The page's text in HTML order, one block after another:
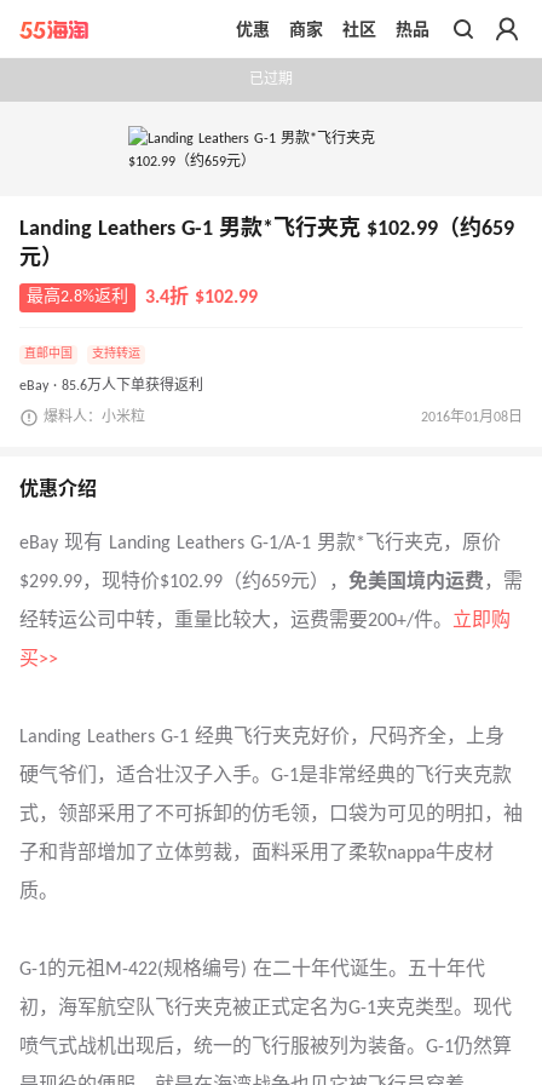
带你去官网买正品
优惠 商家 社区 热品
已过期
Landing Leathers G-1 男款*飞行夹克 $102.99（约659
元）
最高2.8%返利 3.4折 $102.99
直邮中国 支持转运
eBay · 85.6万人下单获得返利
爆料人：小米粒 2016年01月08日
优惠介绍
eBay 现有 Landing Leathers G-1/A-1 男款*飞行夹克，原价
$299.99，现特价$102.99（约659元）， 免美国境内运费 ，需
经转运公司中转，重量比较大，运费需要200+/件。 立即购
买>>
Landing Leathers G-1 经典飞行夹克好价，尺码齐全，上身
硬气爷们，适合壮汉子入手。G-1是非常经典的飞行夹克款
式，领部采用了不可拆卸的仿毛领，口袋为可见的明扣，袖
子和背部增加了立体剪裁，面料采用了柔软nappa牛皮材
质。
G-1的元祖M-422(规格编号) 在二十年代诞生。五十年代
初，海军航空队飞行夹克被正式定名为G-1夹克类型。现代
喷气式战机出现后，统一的飞行服被列为装备。G-1仍然算